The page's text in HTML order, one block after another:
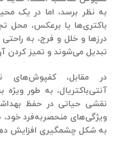
به نظر برسد، اما در یک
باکتری‌ها یا برعکس، محل
درزها و خلل و فرج، به
تبدیل می‌شوند و تمیز کردن
در مقابل،
آنتی‌باکتریال، به طور
نقشی حیاتی در حفظ
ویژگی‌های منحصربه‌فرد
به شکل چشمگیری افزایش